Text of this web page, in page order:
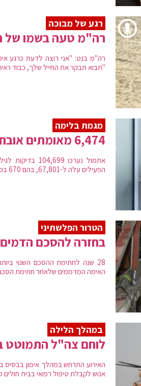
רגע של מבוכה
רה"מ טעה בשמו של
רה"מ בנט: "אני רוצה לדעת כרגע
"תבוא תבקר את החייל שלך, כבוד
מגמת בלימה
6,474 מאומתים אובחנו ביממה האחרונה
הפעילים עלה ל-67,801, בהם 670 במצב קשה ו-108 מונשמים
הטרור הפלשתיני
בחזרה להסכם
28 שנה לחתימת ההסכם השנוי
האימה המדממים שלאחר חתימת
במהלך הלילה
לוחם צה"ל התמוטט
האירוע התרחש במהלך אימון בבסיס
אנוש לקבלת טיפול רפואי בבית